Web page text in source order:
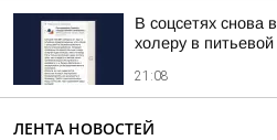
В соцсетях снова
холеру в
21:08
ЛЕНТА НОВОСТЕЙ